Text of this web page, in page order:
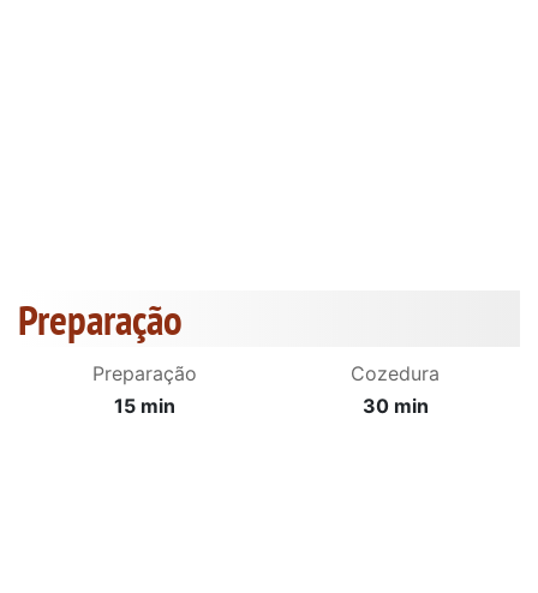
Preparação
Preparação
15 min
Cozedura
30 min